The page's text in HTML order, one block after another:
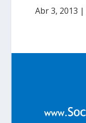
Abr 3, 2013 |